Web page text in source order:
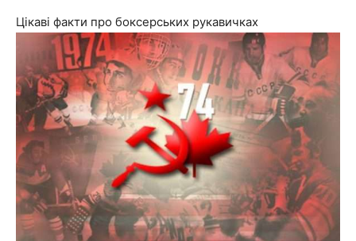
Цікаві факти про боксерських рукавичках